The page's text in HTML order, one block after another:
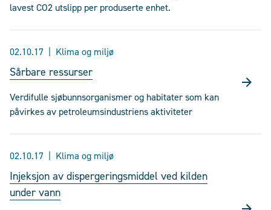
lavest CO2 utslipp per produserte enhet.
02.10.17 Klima og miljø
Sårbare ressurser
Verdifulle sjøbunnsorganismer og habitater som kan
påvirkes av petroleumsindustriens aktiviteter
02.10.17 Klima og miljø
Injeksjon av dispergeringsmiddel ved kilden
under vann